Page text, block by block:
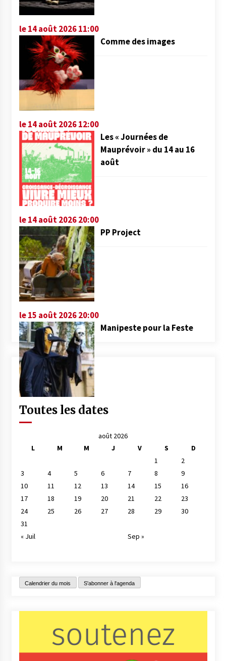
le 14 août 2026 11:00
Comme des images
le 14 août 2026 12:00
Les « Journées de
Mauprévoir » du 14 au 16
août
le 14 août 2026 20:00
PP Project
le 15 août 2026 20:00
Manipeste pour la Feste
Toutes les dates
août 2026
L
M M J V S
D
1
2
3
4 5 6 7 8
9
10
11 12 13 14 15
16
17
18 19 20 21 22
23
24
25 26 27 28 29
30
31
« Juil
Sep »
Calendrier du mois S'abonner à l'agenda